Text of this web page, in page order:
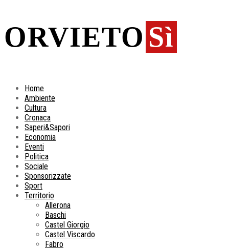
ORVIETO Sì
Home
Ambiente
Cultura
Cronaca
Saperi&Sapori
Economia
Eventi
Politica
Sociale
Sponsorizzate
Sport
Territorio
Allerona
Baschi
Castel Giorgio
Castel Viscardo
Fabro